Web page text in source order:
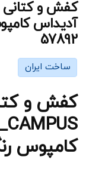
آدیداس
57892
ساخت ایران
کفش و
کامپوس